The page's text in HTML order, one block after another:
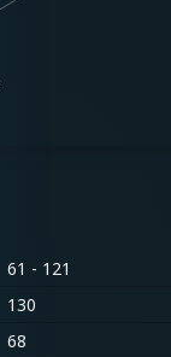
61 - 121
130
68